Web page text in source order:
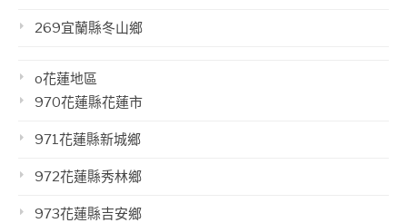
269宜蘭縣冬山鄉
o花蓮地區
970花蓮縣花蓮市
971花蓮縣新城鄉
972花蓮縣秀林鄉
973花蓮縣吉安鄉